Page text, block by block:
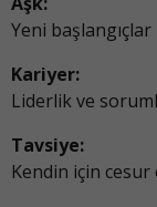
Yeni
Kariyer:
Liderlik ve
Tavsiye:
Kendin için cesur